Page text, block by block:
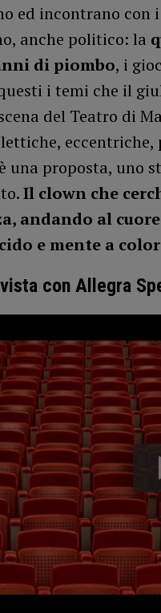
ed incontrano con i
anche politico: la
di piombo, i
i temi che il
del Teatro di
eccentriche,
una proposta, uno
Il clown che
andando al
e mente a
con Allegra